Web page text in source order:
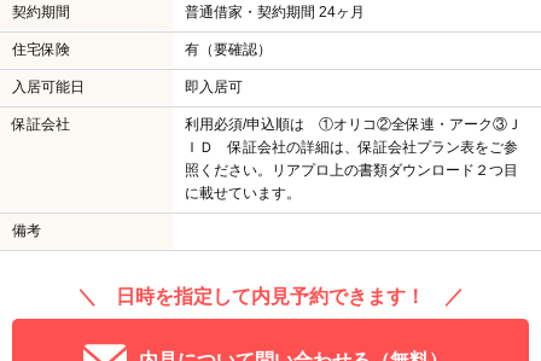
契約期間 普通借家・契約期間 24ヶ月
住宅保険 有（要確認）
入居可能日 即入居可
保証会社
利用必須/申込順は ①オリコ②全保連・アーク③Ｊ
ＩＤ 保証会社の詳細は、保証会社プラン表をご参
照ください。リアプロ上の書類ダウンロード２つ目
に載せています。
備考
＼ 日時を指定して内見予約できます！ ／